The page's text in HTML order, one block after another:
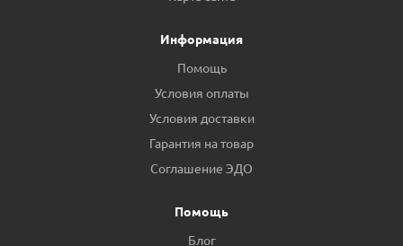
Информация
Помощь
Условия оплаты
Условия доставки
Гарантия на товар
Соглашение ЭДО
Помощь
Блог